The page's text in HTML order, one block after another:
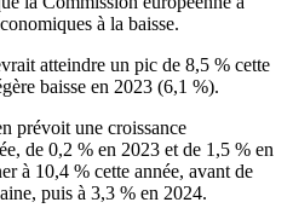
à la baisse.
atteindre un pic de 8,5 % cette
baisse en 2023 (6,1 %).
prévoit une croissance
de 0,2 % en 2023 et de 1,5 % en
à 10,4 % cette année, avant de
puis à 3,3 % en 2024.